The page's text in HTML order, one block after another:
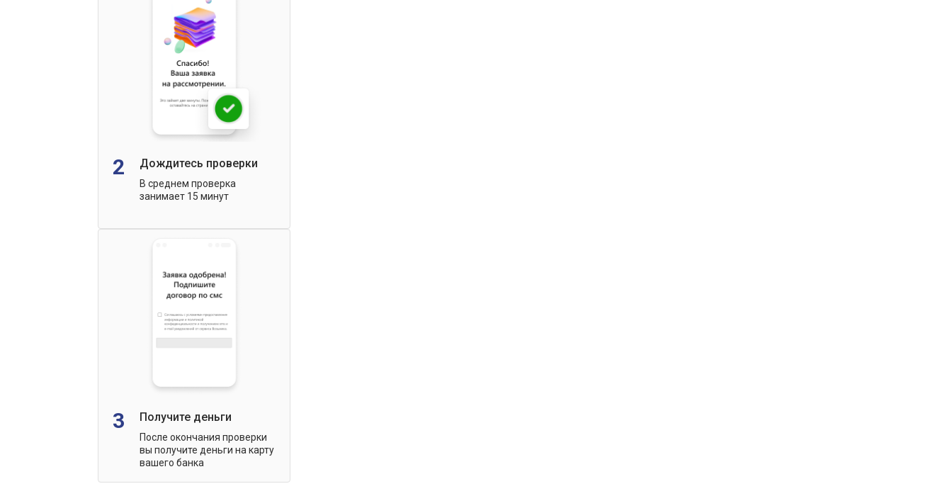
2 Дождитесь проверки
В среднем проверка
занимает 15 минут
3 Получите деньги
После окончания проверки
вы получите деньги на карту
вашего банка